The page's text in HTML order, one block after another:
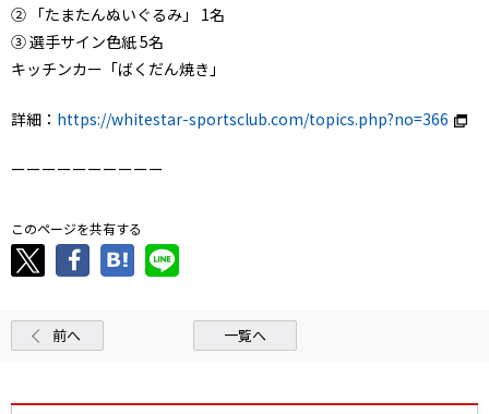
② 「たまたんぬいぐるみ」 1名
③ 選手サイン色紙 5名
キッチンカー「ばくだん焼き」
詳細： https://whitestar-sportsclub.com/topics.php?no=366
ーーーーーーーーーー
このページを共有する
前へ 一覧へ